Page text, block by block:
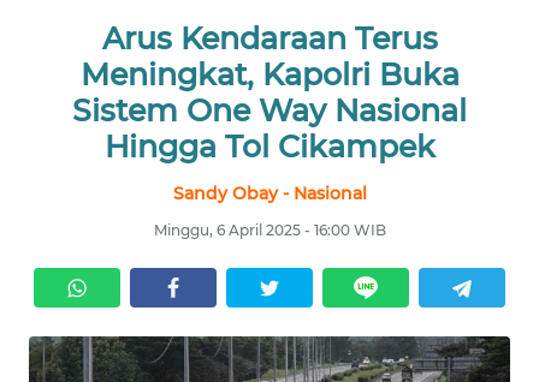
Arus Kendaraan Terus
Meningkat, Kapolri Buka
Sistem One Way Nasional
Hingga Tol Cikampek
Sandy Obay - Nasional
Minggu, 6 April 2025 - 16:00 WIB
NASIONAL
DAERAH
EKUIN
SAINS-TEKNO